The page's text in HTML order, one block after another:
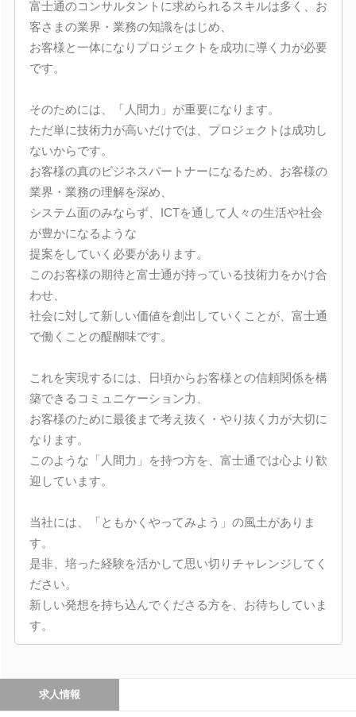
富士通のコンサルタントに求められるスキルは多く、お
客さまの業界・業務の知識をはじめ、
お客様と一体になりプロジェクトを成功に導く力が必要
です。
そのためには、「人間力」が重要になります。
ただ単に技術力が高いだけでは、プロジェクトは成功し
ないからです。
お客様の真のビジネスパートナーになるため、お客様の
業界・業務の理解を深め、
システム面のみならず、ICTを通して人々の生活や社会
が豊かになるような
提案をしていく必要があります。
このお客様の期待と富士通が持っている技術力をかけ合
わせ、
社会に対して新しい価値を創出していくことが、富士通
で働くことの醍醐味です。
これを実現するには、日頃からお客様との信頼関係を構
築できるコミュニケーション力、
お客様のために最後まで考え抜く・やり抜く力が大切に
なります。
このような「人間力」を持つ方を、富士通では心より歓
迎しています。
当社には、「ともかくやってみよう」の風土がありま
す。
是非、培った経験を活かして思い切りチャレンジしてく
ださい。
新しい発想を持ち込んでくださる方を、お待ちしていま
す。
求人情報